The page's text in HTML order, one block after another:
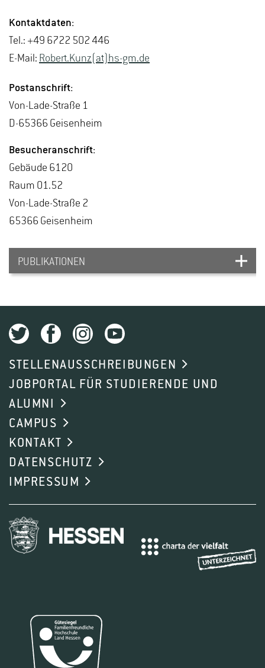
Kon­takt­da­ten:
Tel.: +49 6722 502 446
E-Mail: Ro­bert.Kunz(at)hs-​gm.​de
Post­an­schrift:
Von-La­de-Stra­ße 1
D-65366 Gei­sen­heim
Be­su­cher­an­schrift:
Ge­bäu­de 6120
Raum 01.52
Von-La­de-Stra­ße 2
65366 Gei­sen­heim
PUBLIKATIONEN
S., Löhnertz O., Vortkamp A.
in the Rhizosphere of Different Grapevine
Rootstocks. Microorganisms 9 (4) DOI:
10.3390/microorganisms9040822
Di Giacinto S., Friedel M., Poll C., Döring J., Kunz
R., Kauer R. (2020): Vineyard management
system affects soil microbiological properties.
OENO One 54 (1) S. 131 - 143. DOI:
10.20870/oeno-one.2020.54.1.2578
(2015): Stickstoffdüngung:
Kunz R., Löhnertz O.
braucht die Rebe? Untersuchungen zur
STELLENAUSSCHREIBUNGEN
JOBPORTAL FÜR STUDIERENDE UND
ALUMNI
CAMPUS
KONTAKT
DATENSCHUTZ
IMPRESSUM